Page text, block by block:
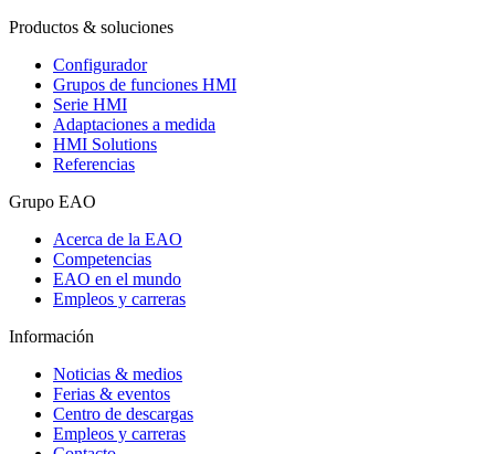
Productos & soluciones
Configurador
Grupos de funciones HMI
Serie HMI
Adaptaciones a medida
HMI Solutions
Referencias
Grupo EAO
Acerca de la EAO
Competencias
EAO en el mundo
Empleos y carreras
Información
Noticias & medios
Ferias & eventos
Centro de descargas
Empleos y carreras